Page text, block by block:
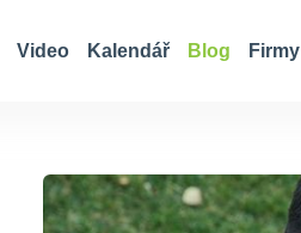
Video Kalendář Blog Firmy